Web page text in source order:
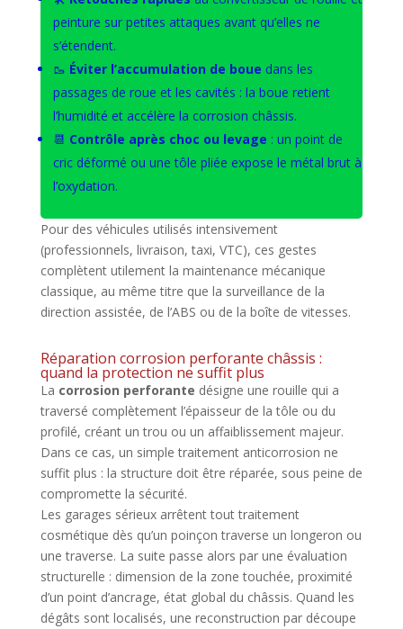
peinture sur petites attaques avant qu’elles ne
s’étendent.
🥾 Éviter l’accumulation de boue dans les
passages de roue et les cavités : la boue retient
l’humidité et accélère la corrosion châssis.
📆 Contrôle après choc ou levage : un point de
cric déformé ou une tôle pliée expose le métal brut à
l’oxydation.
Pour des véhicules utilisés intensivement
(professionnels, livraison, taxi, VTC), ces gestes
complètent utilement la maintenance mécanique
classique, au même titre que la surveillance de la
direction assistée, de l’ABS ou de la boîte de vitesses.
Réparation corrosion perforante châssis :
quand la protection ne suffit plus
La corrosion perforante désigne une rouille qui a
traversé complètement l’épaisseur de la tôle ou du
profilé, créant un trou ou un affaiblissement majeur.
Dans ce cas, un simple traitement anticorrosion ne
suffit plus : la structure doit être réparée, sous peine de
compromette la sécurité.
Les garages sérieux arrêtent tout traitement
cosmétique dès qu’un poinçon traverse un longeron ou
une traverse. La suite passe alors par une évaluation
structurelle : dimension de la zone touchée, proximité
d’un point d’ancrage, état global du châssis. Quand les
dégâts sont localisés, une reconstruction par découpe